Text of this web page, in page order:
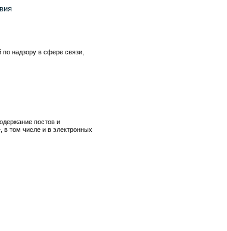
надзору в сфере связи,
постов и
том числе и в электронных